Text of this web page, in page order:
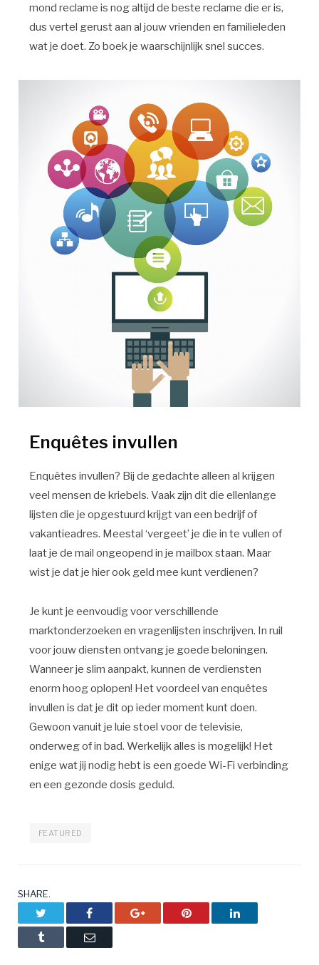
mond reclame is nog altijd de beste reclame die er is,
dus vertel gerust aan al jouw vrienden en familieleden
wat je doet. Zo boek je waarschijnlijk snel succes.
Enquêtes invullen
Enquêtes invullen? Bij de gedachte alleen al krijgen
veel mensen de kriebels. Vaak zijn dit die ellenlange
lijsten die je opgestuurd krijgt van een bedrijf of
vakantieadres. Meestal ‘vergeet’ je die in te vullen of
laat je de mail ongeopend in je mailbox staan. Maar
wist je dat je hier ook geld mee kunt verdienen?
Je kunt je eenvoudig voor verschillende
marktonderzoeken en vragenlijsten inschrijven. In ruil
voor jouw diensten ontvang je goede beloningen.
Wanneer je slim aanpakt, kunnen de verdiensten
enorm hoog oplopen! Het voordeel van enquêtes
invullen is dat je dit op ieder moment kunt doen.
Gewoon vanuit je luie stoel voor de televisie,
onderweg of in bad. Werkelijk alles is mogelijk! Het
enige wat jij nodig hebt is een goede Wi-Fi verbinding
en een gezonde dosis geduld.
FEATURED
SHARE.
Facebook Google+ Pinterest LinkedIn
Tumblr Email